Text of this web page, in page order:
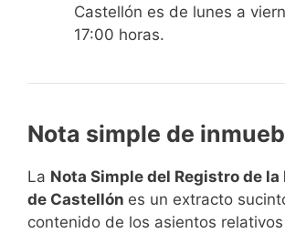
Castellón es de lunes a
17:00 horas.
Nota simple de
La Nota Simple del Registro de la
de Castellón es un extracto
contenido de los asientos